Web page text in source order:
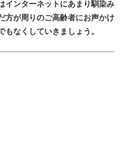
インターネットにあまり馴染み
方が周りのご高齢者にお声かけ
なくしていきましょう。